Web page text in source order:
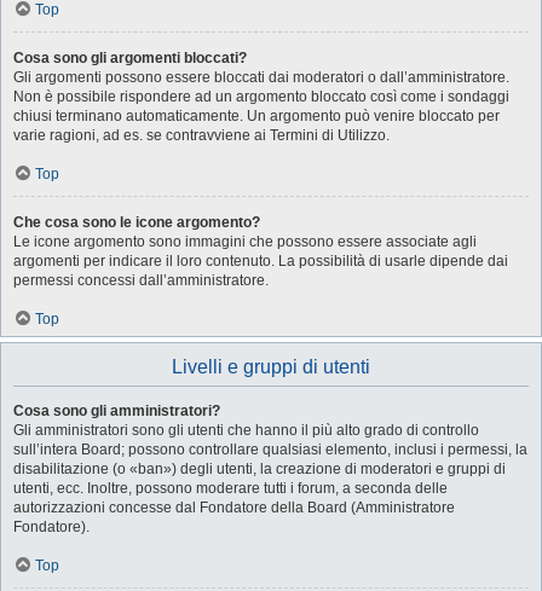
Top
Cosa sono gli argomenti bloccati?
Gli argomenti possono essere bloccati dai moderatori o dall’amministratore.
Non è possibile rispondere ad un argomento bloccato così come i sondaggi
chiusi terminano automaticamente. Un argomento può venire bloccato per
varie ragioni, ad es. se contravviene ai Termini di Utilizzo.
Top
Che cosa sono le icone argomento?
Le icone argomento sono immagini che possono essere associate agli
argomenti per indicare il loro contenuto. La possibilità di usarle dipende dai
permessi concessi dall’amministratore.
Top
Livelli e gruppi di utenti
Cosa sono gli amministratori?
Gli amministratori sono gli utenti che hanno il più alto grado di controllo
sull’intera Board; possono controllare qualsiasi elemento, inclusi i permessi, la
disabilitazione (o «ban») degli utenti, la creazione di moderatori e gruppi di
utenti, ecc. Inoltre, possono moderare tutti i forum, a seconda delle
autorizzazioni concesse dal Fondatore della Board (Amministratore
Fondatore).
Top